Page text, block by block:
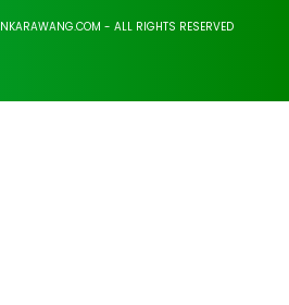
- ALL RIGHTS RESERVED